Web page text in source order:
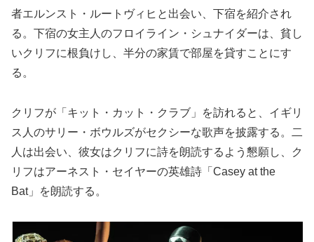
者エルンスト・ルートヴィヒと出会い、下宿を紹介され
る。下宿の女主人のフロイライン・シュナイダーは、貧し
いクリフに根負けし、半分の家賃で部屋を貸すことにす
る。
クリフが「キット・カット・クラブ」を訪れると、イギリ
ス人のサリー・ボウルズがセクシーな歌声を披露する。二
人は出会い、彼女はクリフに詩を朗読するよう懇願し、ク
リフはアーネスト・セイヤーの英雄詩「Casey at the
Bat」を朗読する。